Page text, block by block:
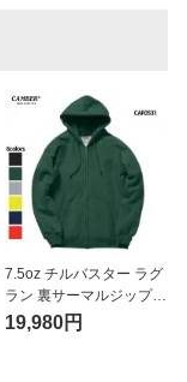
7.5oz チルバスター ラグ
ラン 裏サーマルジップパ
ーカー（CAMBER/キャ
19,980円